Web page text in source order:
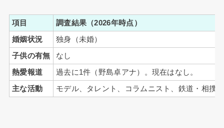
項目 調査結果（2026年時点）
婚姻状況 独身（未婚）
子供の有無 なし
熱愛報道 過去に1件（野島卓アナ）。現在はなし。
主な活動 モデル、タレント、コラムニスト、鉄道・相撲